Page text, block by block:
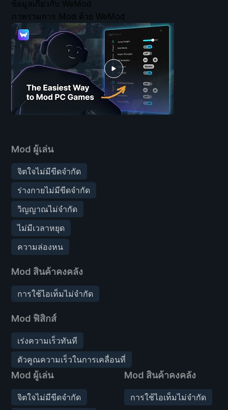
Mod ผู้เล่น
จิตใจไม่มีขีดจำกัด
ร่างกายไม่มีขีดจำกัด
วิญญาณไม่จำกัด
ไม่มีเวลาหยุด
ความล่องหน
Mod สินค้าคงคลัง
การใช้ไอเท็มไม่จำกัด
Mod ฟิสิกส์
เร่งความเร็วทันที
ตัวคูณความเร็วในการเคลื่อนที่
Mod ผู้เล่น
จิตใจไม่มีขีดจำกัด
Mod สินค้าคงคลัง
การใช้ไอเท็มไม่จำกัด
ข้อมูลเกี่ยวกับ WeMod
ภาพรวมการ Mod ด้วย WeMod